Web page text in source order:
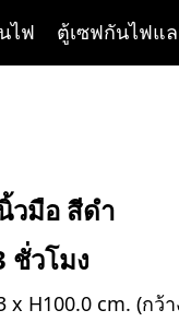
ไฟ ตู้เซฟกันไฟแ
วมือ สีดำ
ชั่วโมง
x H100.0 cm. (กว้